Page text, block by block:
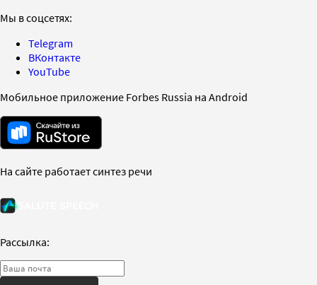
Мы в соцсетях:
Telegram
ВКонтакте
YouTube
Мобильное приложение Forbes Russia на Android
На сайте работает синтез речи
Рассылка: